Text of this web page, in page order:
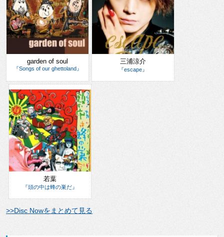
garden of soul
『Songs of our ghettoland』
三浦涼介
『escape』
若葉
『頭の中は蜂の巣だ』
>>Disc Nowをまとめて見る